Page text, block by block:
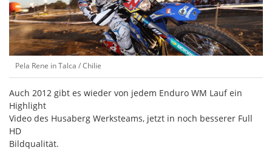
Pela Rene in Talca / Chilie
Auch 2012 gibt es wieder von jedem Enduro WM Lauf ein
Highlight
Video des Husaberg Werksteams, jetzt in noch besserer Full
HD
Bildqualität.